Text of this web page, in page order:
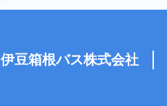
伊豆箱根バス株式会社